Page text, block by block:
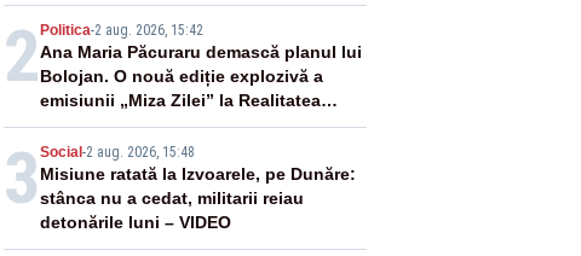
2 Politica-2 aug. 2026, 15:42
Ana Maria Păcuraru demască planul lui
Bolojan. O nouă ediție explozivă a
emisiunii „Miza Zilei” la Realitatea
PLUS
3 Social -2 aug. 2026, 15:48
Misiune ratată la Izvoarele, pe Dunăre:
stânca nu a cedat, militarii reiau
detonările luni – VIDEO